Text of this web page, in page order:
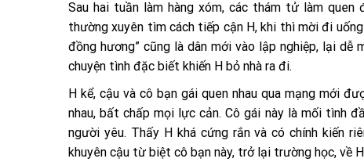
Sau hai tuần làm hàng xóm, các thám tử làm
thường xuyên tìm cách tiếp cận H, khi thì mời đi
đồng hương” cũng là dân mới vào lập nghiệp, lại
chuyện tình đặc biết khiến H bỏ nhà ra đi.
H kể, cậu và cô bạn gái quen nhau qua mạng mới
nhau, bất chấp mọi lực cản. Cô gái này là mối tình
người yêu. Thấy H khá cứng rắn và có chính kiến
khuyên cậu từ biệt cô bạn này, trở lại trường học, về